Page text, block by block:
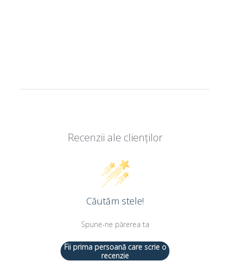
Recenzii ale clienților
Căutăm stele!
Spune-ne părerea ta
Fii prima persoană care scrie o
recenzie